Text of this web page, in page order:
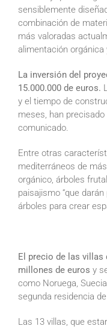
sensiblemente
combinación de
más valoradas
alimentación orgánica
La inversión del
15.000.000 de euros.
y el tiempo de
meses, han
comunicado.
Entre otras
mediterráneos de
orgánico, árboles
paisajismo “que
árboles para crear
El precio de las villas
millones de euros y
como Noruega,
segunda residencia
Las 13 villas, que